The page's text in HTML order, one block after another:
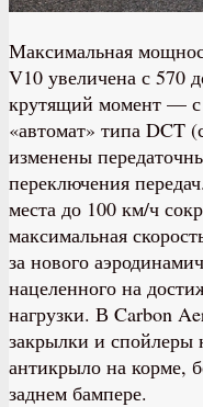
Максимальная
V10 увеличена с 570
крутящий момент — с
«автомат» типа DCT
изменены
переключения
места до 100 км/ч
максимальная
за нового
нацеленного на
нагрузки. В Carbon
закрылки и спойлеры
антикрыло на корме,
заднем бампере.